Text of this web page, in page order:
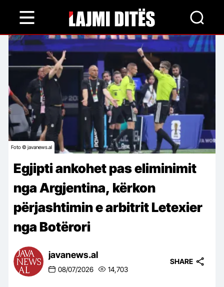
content
Foto © javanews.al
Egjipti ankohet pas eliminimit
nga Argjentina, kërkon
përjashtimin e arbitrit Letexier
nga Botërori
javanews.al
08/07/2026 14,703
SHARE